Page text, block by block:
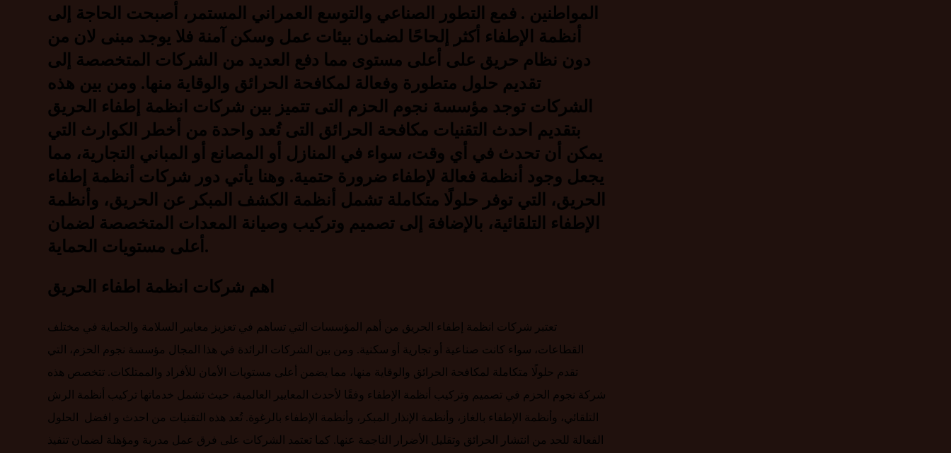
المواطنين . فمع التطور الصناعي والتوسع العمراني المستمر، أصبحت الحاجة إلى
أنظمة الإطفاء أكثر إلحاحًا لضمان بيئات عمل وسكن آمنة فلا يوجد مبنى لان من
دون نظام حريق على أعلى مستوى مما دفع العديد من الشركات المتخصصة إلى
تقديم حلول متطورة وفعالة لمكافحة الحرائق والوقاية منها. ومن بين هذه
الشركات توجد مؤسسة نجوم الحزم التى تتميز بين شركات انظمة إطفاء الحريق
بتقديم احدث التقنيات مكافحة الحرائق التى تُعد واحدة من أخطر الكوارث التي
يمكن أن تحدث في أي وقت، سواء في المنازل أو المصانع أو المباني التجارية، مما
يجعل وجود أنظمة فعالة لإطفاء ضرورة حتمية. وهنا يأتي دور شركات أنظمة إطفاء
الحريق، التي توفر حلولًا متكاملة تشمل أنظمة الكشف المبكر عن الحريق، وأنظمة
الإطفاء التلقائية، بالإضافة إلى تصميم وتركيب وصيانة المعدات المتخصصة لضمان
أعلى مستويات الحماية.
تعتبر شركات انظمة إطفاء الحريق من أهم المؤسسات التي تساهم في تعزيز معايير السلامة والحماية في مختلف
القطاعات، سواء كانت صناعية أو تجارية أو سكنية. ومن بين الشركات الرائدة في هذا المجال مؤسسة نجوم الحزم، التي
تقدم حلولًا متكاملة لمكافحة الحرائق والوقاية منها، مما يضمن أعلى مستويات الأمان للأفراد والممتلكات. تتخصص هذه
شركة نجوم الحزم في تصميم وتركيب أنظمة الإطفاء وفقًا لأحدث المعايير العالمية، حيث تشمل خدماتها تركيب أنظمة الرش
التلقائي، وأنظمة الإطفاء بالغاز، وأنظمة الإنذار المبكر، وأنظمة الإطفاء بالرغوة. تُعد هذه التقنيات من احدث و افضل الحلول
الفعالة للحد من انتشار الحرائق وتقليل الأضرار الناجمة عنها. كما تعتمد الشركات على فرق عمل مدربة ومؤهلة لضمان تنفيذ